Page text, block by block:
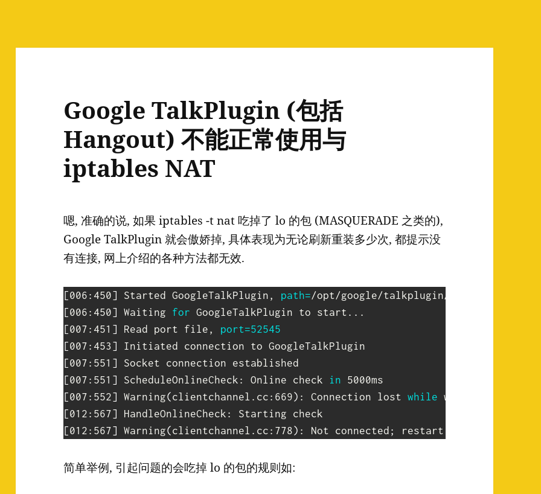
Google TalkPlugin (包括
Hangout) 不能正常使用与
iptables NAT
嗯, 准确的说, 如果 iptables -t nat 吃掉了 lo 的包 (MASQUERADE 之类的),
Google TalkPlugin 就会傲娇掉, 具体表现为无论刷新重装多少次, 都提示没
有连接, 网上介绍的各种方法都无效.
[006:450] Started GoogleTalkPlugin, path=
[006:450] Waiting for GoogleTalkPlugin to start ..
[007:451 ] Read port file, port=52545
[007:453 ]
[007:551 ]
[007:551 ] ScheduleOnlineCheck: Online check in
[007:552] Warning(clientchannel.cc:669) : Connection lost while waiting
[012:567]
[012:567] Warning(clientchannel.cc:778) : Not connected ;
简单举例, 引起问题的会吃掉 lo 的包的规则如: